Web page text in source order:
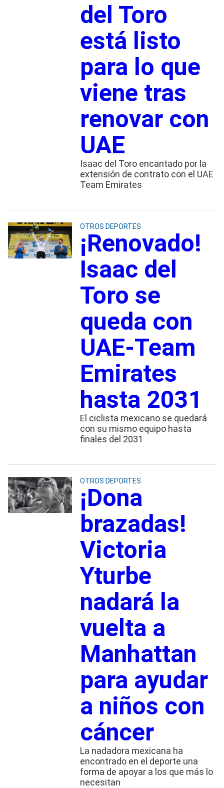
del Toro
está listo
para lo que
viene tras
renovar con
UAE
Isaac del Toro encantado por la
extensión de contrato con el UAE
Team Emirates
OTROS DEPORTES
¡Renovado!
Isaac del
Toro se
queda con
UAE-Team
Emirates
hasta 2031
El ciclista mexicano se quedará
con su mismo equipo hasta
finales del 2031
OTROS DEPORTES
¡Dona
brazadas!
Victoria
Yturbe
nadará la
vuelta a
Manhattan
para ayudar
a niños con
cáncer
La nadadora mexicana ha
encontrado en el deporte una
forma de apoyar a los que más lo
necesitan